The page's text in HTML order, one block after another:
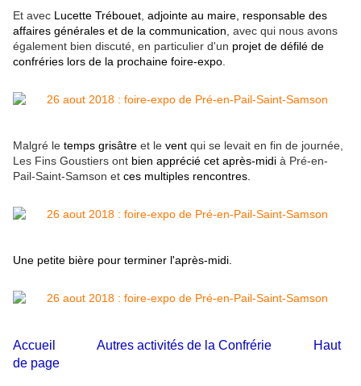
Et avec Lucette Trébouet adjointe au maire, responsable des
affaires générales et de la communication , avec qui nous avons
également bien discuté, en particulier d'un projet de défilé de
confréries lors de la prochaine foire-expo
Malgré le temps grisâtre et le vent qui se levait en fin de journée,
Les Fins Goustiers ont bien apprécié cet après-midi à Pré-en-
Pail-Saint-Samson et ces multiples rencontres.
Une petite bière pour terminer l'après-midi.
Accueil Autres activités de la Confrérie
Haut
de page